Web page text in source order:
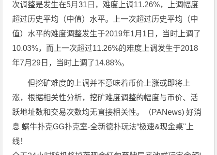
次调整是发生在5月31日，难度上调11.26%，上调幅度
超过历史平均（中值）水平。上一次超过历史平均（中
值）水平的难度调整发生于2019年1月1日，当时上调了
10.03%，而上一次超过11.26%的难度上调发生于2018
年7月29日，当时上调了14.88%。
但挖矿难度的上调并不意味着币价上涨或即将上
涨，根据相关性分析，挖矿难度调整的幅度与币价、活
跃地址数和交易次数均无直接相关性。（PANews) 好消
息 蜗牛扑克GG扑克室-全新德扑玩法“极速&现金桌"上
线！